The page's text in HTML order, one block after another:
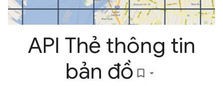
API Thẻ thông tin
bản đồ bookmark_border